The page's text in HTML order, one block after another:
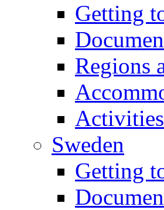
Getting
Regions
Activities
Sweden
Getting